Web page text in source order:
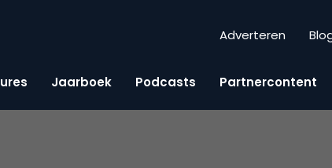
Adverteren
Jaarboek Podcasts Partnercontent